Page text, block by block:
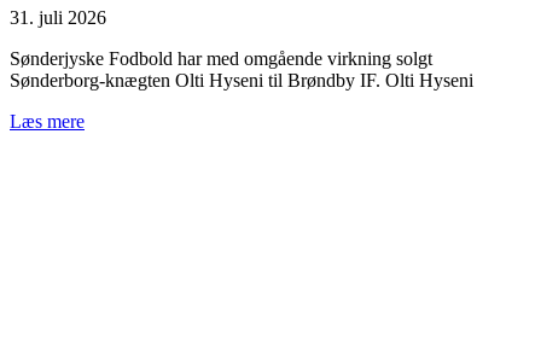
31. juli 2026
Sønderjyske Fodbold har med omgående virkning solgt
Sønderborg-knægten Olti Hyseni til Brøndby IF. Olti Hyseni
Læs mere